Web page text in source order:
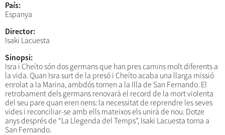
País:
Espanya
Director:
Isaki Lacuesta
Sinopsi:
Isra i Cheíto són dos germans que han pres camins molt diferents a
la vida. Quan Isra surt de la presó i Cheíto acaba una llarga missió
enrolat a la Marina, ambdós tornen a la Illa de San Fernando. El
retrobament dels germans renovarà el record de la mort violenta
del seu pare quan eren nens: la necessitat de reprendre les seves
vides i reconciliar-se amb ells mateixos els unirà de nou. Dotze
anys després de “La Llegenda del Temps”, Isaki Lacuesta torna a
San Fernando.